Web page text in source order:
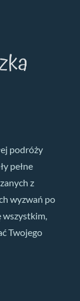
podróży
pełne
z
wyzwań po
wszystkim,
Twojego